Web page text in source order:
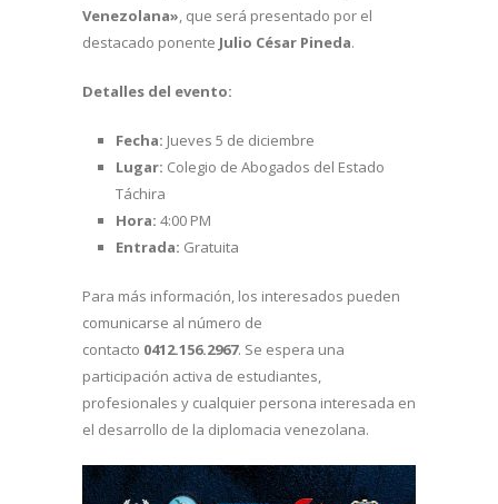
Venezolana», que será presentado por el
destacado ponente Julio César Pineda.
Detalles del evento:
Fecha: Jueves 5 de diciembre
Lugar: Colegio de Abogados del Estado
Táchira
Hora: 4:00 PM
Entrada: Gratuita
Para más información, los interesados pueden
comunicarse al número de
contacto 0412.156.2967. Se espera una
participación activa de estudiantes,
profesionales y cualquier persona interesada en
el desarrollo de la diplomacia venezolana.